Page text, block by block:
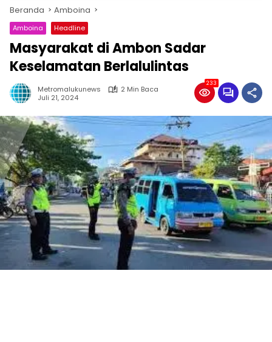
Beranda Amboina
Amboina Headline
Masyarakat di Ambon Sadar
Keselamatan Berlalulintas
Metromalukunews
2 Min Baca
Juli 21, 2024
233